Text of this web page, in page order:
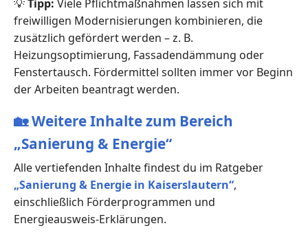
💡Tipp: Viele Pflichtmaßnahmen lassen sich mit
freiwilligen Modernisierungen kombinieren, die
zusätzlich gefördert werden – z. B.
Heizungsoptimierung, Fassadendämmung oder
Fenstertausch. Fördermittel sollten immer vor Beginn
der Arbeiten beantragt werden.
🏡Weitere Inhalte zum Bereich
„Sanierung & Energie“
Alle vertiefenden Inhalte findest du im Ratgeber
„Sanierung & Energie in Kaiserslautern“,
einschließlich Förderprogrammen und
Energieausweis-Erklärungen.